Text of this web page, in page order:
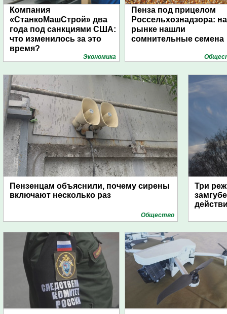
Компания
«СтанкоМашСтрой» два
года под санкциями США:
что изменилось за это
время?
Экономика
Пенза под прицелом
Россельхознадзора: на
рынке нашли
сомнительные семена
Пензенцам объяснили, почему сирены
включают несколько раз
Общество
Три